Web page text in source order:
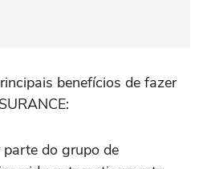
benefícios de fazer
do grupo de